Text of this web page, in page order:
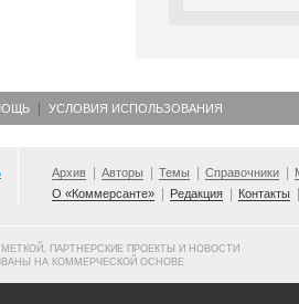
УСЛОВИЯ ИСПОЛЬЗОВАНИЯ
Архив Авторы Темы Справочники
О «Коммерсанте»
Редакция Контакты
ПАРТНЕРСКИЕ ПРОЕКТЫ И НОВОСТИ
НА КОММЕРЧЕСКОЙ ОСНОВЕ